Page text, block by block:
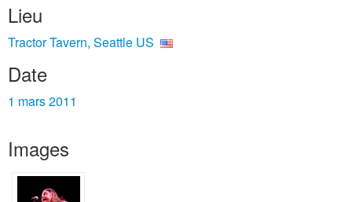
Lieu
Tractor Tavern, Seattle US
Date
1 mars 2011
Images